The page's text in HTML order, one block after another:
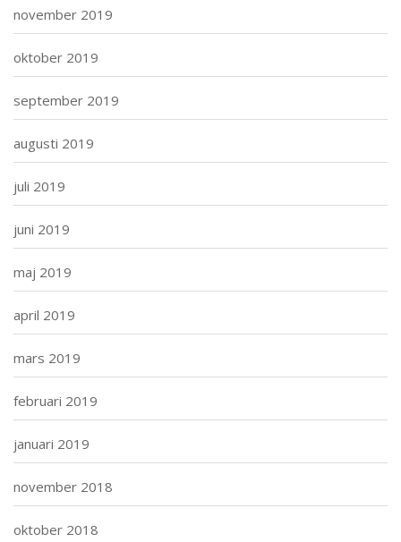
november 2019
oktober 2019
september 2019
augusti 2019
juli 2019
juni 2019
maj 2019
april 2019
mars 2019
februari 2019
januari 2019
november 2018
oktober 2018